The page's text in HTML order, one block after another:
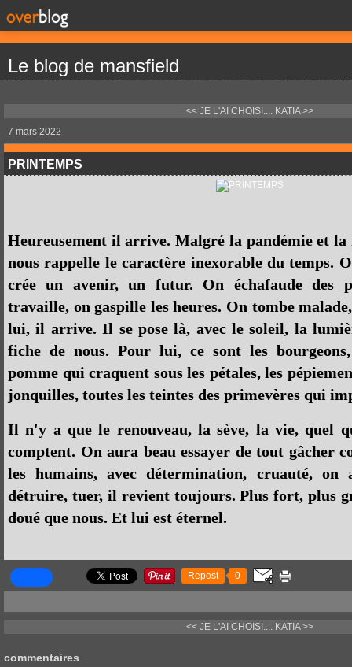
Le blog de mansfield
<< JE L'AI CHOISI.... KATIA >>
7 mars 2022
PRINTEMPS
Heureusement il arrive. Malgré la pandémie et la
nous rappelle le caractère inexorable du temps.
crée un avenir, un futur. On échafaude des
travaille, on gaspille les heures. On tombe
lui, il arrive. Il se pose là, avec le soleil, la
fiche de nous. Pour lui, ce sont les
pomme qui craquent sous les pétales, les
jonquilles, toutes les teintes des primevères qui
Il n'y a que le renouveau, la sève, la vie, quel
comptent. On aura beau essayer de tout gâcher
les humains, avec détermination, cruauté, on
détruire, tuer, il revient toujours. Plus fort, plus
doué que nous. Et lui est éternel.
Repost 0
<< JE L'AI CHOISI.... KATIA >>
commentaires